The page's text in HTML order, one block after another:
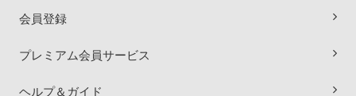
会員登録
プレミアム会員サービス
ヘルプ＆ガイド